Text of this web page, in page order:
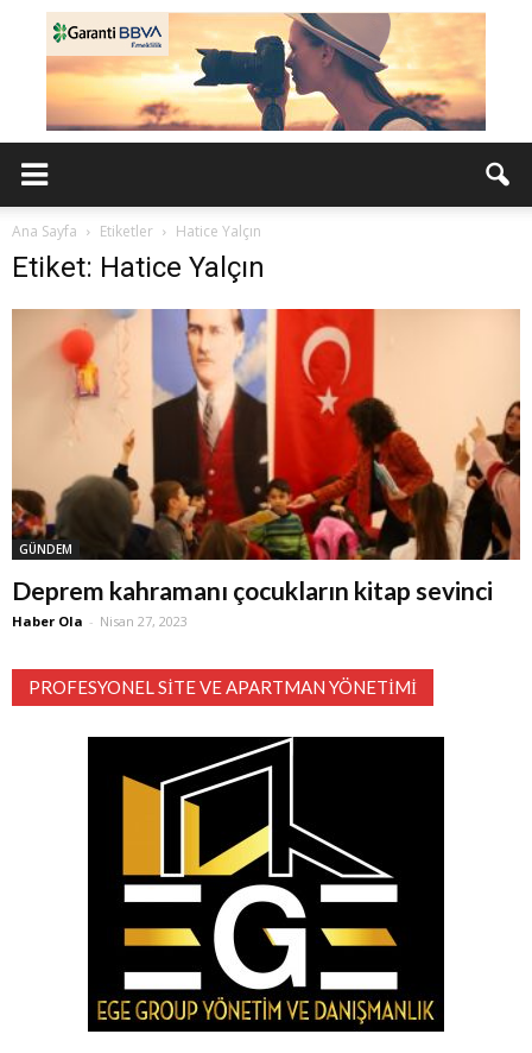
Ana Sayfa Etiketler Hatice Yalçın
Etiket: Hatice Yalçın
GÜNDEM
Deprem kahramanı çocukların kitap sevinci
Haber Ola - Nisan 27, 2023
PROFESYONEL SITE VE APARTMAN YÖNETIMI